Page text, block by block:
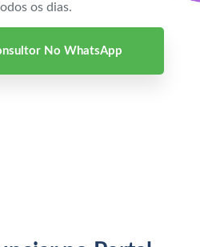
os dias.
No WhatsApp